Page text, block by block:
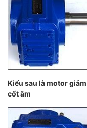
Kiểu sau là motor
cốt âm